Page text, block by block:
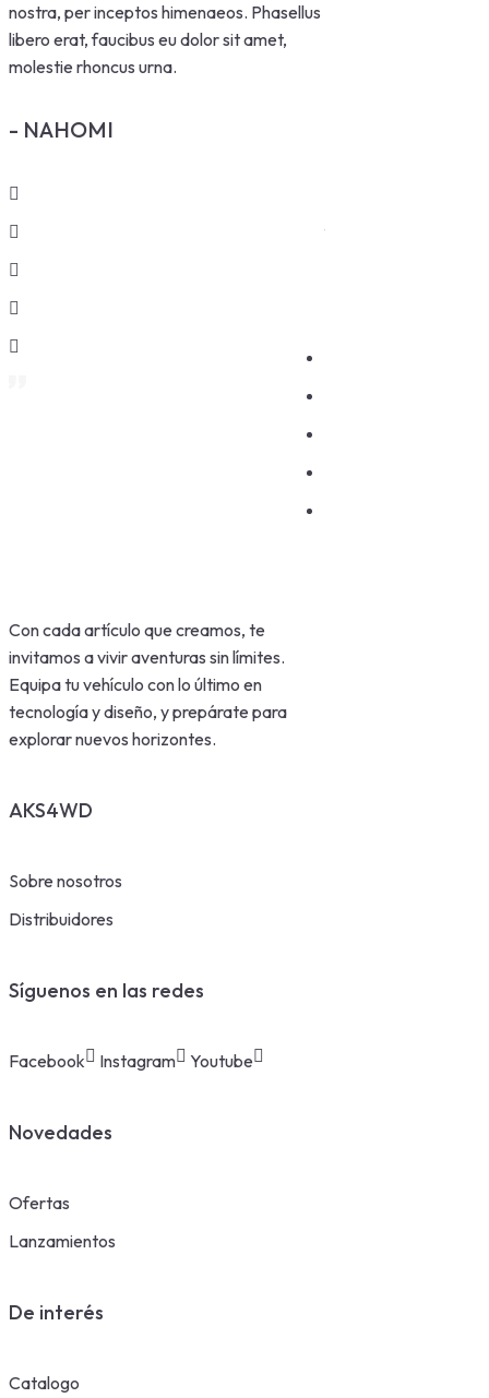
nostra, per inceptos himenaeos. Phasellus
libero erat, faucibus eu dolor sit amet,
molestie rhoncus urna.
- NAHOMI
Con cada artículo que creamos, te
invitamos a vivir aventuras sin límites.
Equipa tu vehículo con lo último en
tecnología y diseño, y prepárate para
explorar nuevos horizontes.
AKS4WD
Sobre nosotros
Distribuidores
Síguenos en las redes
Facebook Instagram Youtube
Novedades
Ofertas
Lanzamientos
De interés
Catalogo